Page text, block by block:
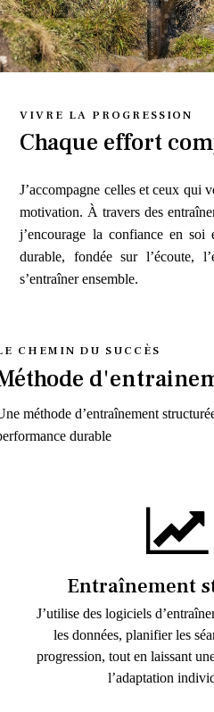
VIVRE LA PROGRESSION
Chaque effort
J’accompagne celles et ceux qui
motivation. À travers des
j’encourage la confiance en soi
durable, fondée sur l’écoute,
s’entraîner ensemble.
CHEMIN DU SUCCÈS
méthode d’entraînement
durable
Entraînement
J’utilise des logiciels
les données, planifier les
progression, tout en laissant
l’adaptation